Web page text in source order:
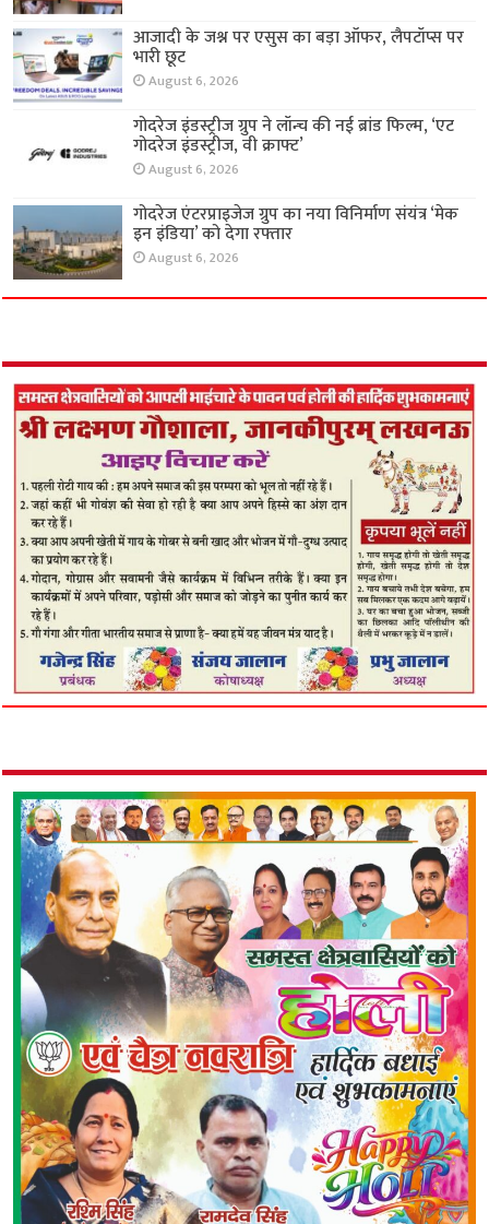
आजादी के जश्न पर एसुस का बड़ा ऑफर, लैपटॉप्स पर
भारी छूट
August 6, 2026
गोदरेज इंडस्ट्रीज ग्रुप ने लॉन्च की नई ब्रांड फिल्म, ‘एट
गोदरेज इंडस्ट्रीज, वी क्राफ्ट’
August 6, 2026
गोदरेज एंटरप्राइजेज ग्रुप का नया विनिर्माण संयंत्र ‘मेक
इन इंडिया’ को देगा रफ्तार
August 6, 2026